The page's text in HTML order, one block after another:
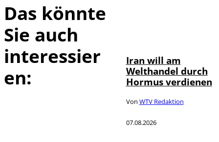
Das könnte
Sie auch
interessier
en:
Iran will am
Welthandel durch
Hormus verdienen
Von WTV Redaktion
07.08.2026